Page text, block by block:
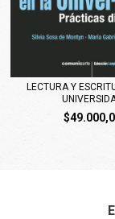
LECTURA Y